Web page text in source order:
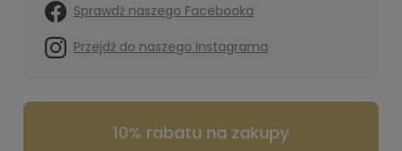
Sprawdź naszego Facebooka
Przejdź do naszego Instagrama
10% rabatu na zakupy